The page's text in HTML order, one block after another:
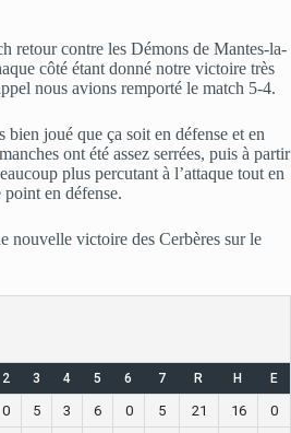
retour contre les Démons de Mantes-la-
côté étant donné notre victoire très
nous avions remporté le match 5-4.
joué que ça soit en défense et en
ont été assez serrées, puis à partir
plus percutant à l’attaque tout en
point en défense.
nouvelle victoire des Cerbères sur le
2 3 4 5 6 7 R H E
0 5 3 6 0 5 21 16
0